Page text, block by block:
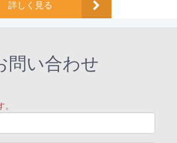
詳しく見る
問い合わせ